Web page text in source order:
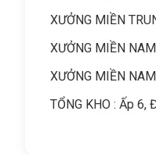
XƯỞNG MIỀN
XƯỞNG MIỀN
XƯỞNG MIỀN
TỔNG KHO : Ấp 6,